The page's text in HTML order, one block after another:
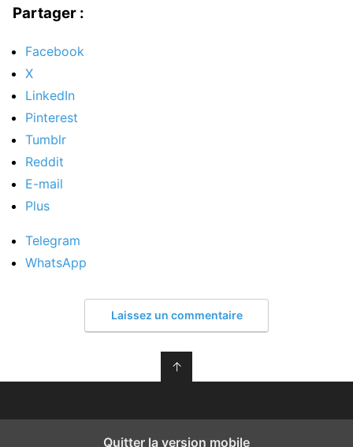
Partager :
Facebook
X
LinkedIn
Pinterest
Tumblr
Reddit
E-mail
Plus
Telegram
WhatsApp
Laissez un commentaire
↑
Quitter la version mobile